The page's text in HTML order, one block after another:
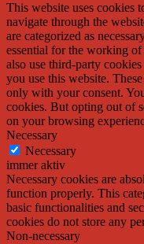
This website uses cookies
navigate through the
are categorized as
essential for the working
also use third-party
you use this website.
only with your consent.
cookies. But opting out of
on your browsing
Necessary
Necessary
immer aktiv
Necessary cookies are
function properly. This
basic functionalities and
cookies do not store any
Non-necessary